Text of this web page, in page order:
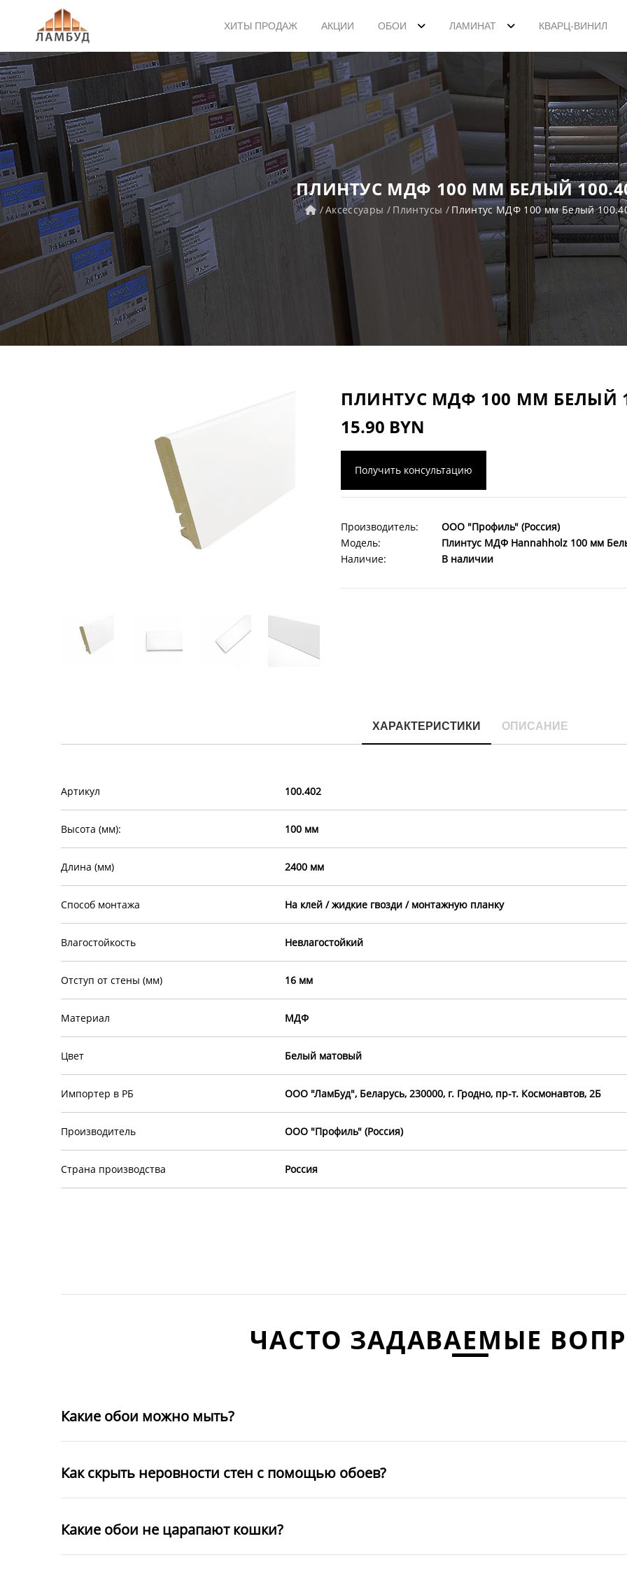
ХИТЫ ПРОДАЖ АКЦИИ ОБОИ ЛАМИНАТ КВАРЦ-ВИНИЛ
ПЛИНТУС МДФ 100 ММ БЕЛЫЙ
Аксессуары Плинтусы Плинтус МДФ 100 мм Белый
ПЛИНТУС МДФ 100 ММ БЕЛЫЙ
15.90 BYN
Получить консультацию
Производитель:
ООО "Профиль" (Россия)
Модель:
Плинтус МДФ Hannahholz 100 мм
Наличие:
В наличии
ХАРАКТЕРИСТИКИ ОПИСАНИЕ
Артикул 100.402
Высота (мм): 100 мм
Длина (мм) 2400 мм
Способ монтажа На клей / жидкие гвозди / монтажную планку
Влагостойкость Невлагостойкий
Отступ от стены (мм) 16 мм
Материал МДФ
Цвет Белый матовый
Импортер в РБ ООО "ЛамБуд", Беларусь, 230000, г. Гродно, пр-т. Космонавтов, 2Б
Производитель ООО "Профиль" (Россия)
Страна производства Россия
ЧАСТО ЗАДАВАЕМЫЕ
Какие обои можно мыть?
Как скрыть неровности стен с помощью обоев?
Какие обои не царапают кошки?